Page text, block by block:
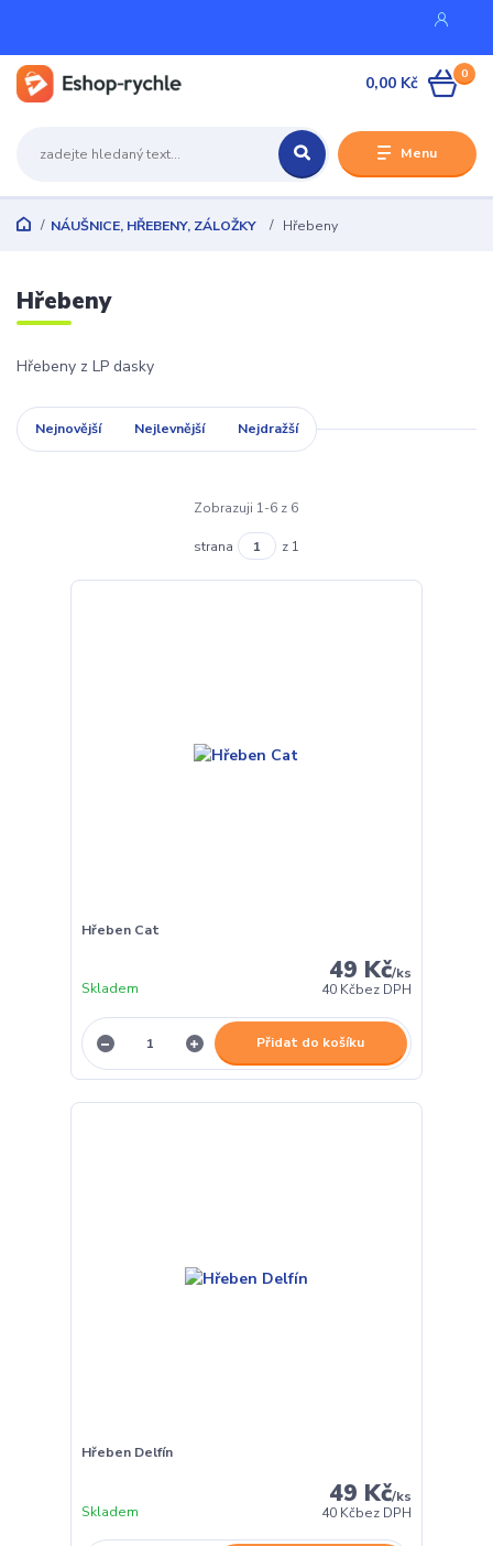
Menu
0
0,00 Kč
NÁUŠNICE, HŘEBENY, ZÁLOŽKY Hřebeny
Hřebeny
Hřebeny z LP dasky
Nejnovější Nejlevnější Nejdražší
Zobrazuji 1-6 z 6
strana z 1
Hřeben Cat
49 Kč/ks
40 Kčbez DPH
Skladem
Přidat do košíku
Hřeben Delfín
49 Kč/ks
40 Kčbez DPH
Skladem